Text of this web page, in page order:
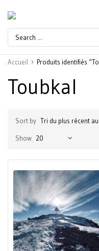
Accueil Produits identifiés
Toubkal
Sort by
Show